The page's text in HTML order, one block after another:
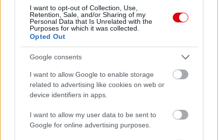
I want to opt-out of Collection, Use,
Retention, Sale, and/or Sharing of my
Personal Data that Is Unrelated with the
Purposes for which it was collected.
Opted Out
Google consents
I want to allow Google to enable storage
related to advertising like cookies on web or
device identifiers in apps.
I want to allow my user data to be sent to
Google for online advertising purposes.
AC MilanvsManchester United2026-08-15 18:00
ELŐZŐ MÉRKŐZÉSEK
Támogatás
Támogasd adományoddal